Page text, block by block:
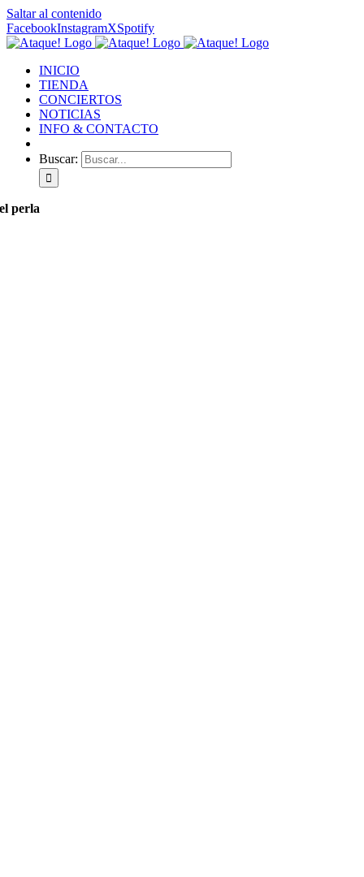
Saltar al contenido
FacebookInstagramXSpotify
INICIO
TIENDA
CONCIERTOS
NOTICIAS
INFO & CONTACTO
Buscar:
el perla